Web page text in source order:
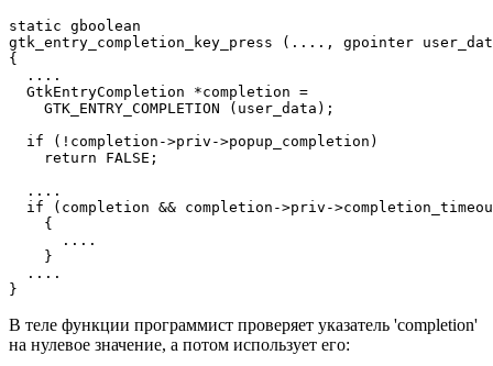
static gboolean
gtk_entry_completion_key_press (...., gpointer
{
  ....
  GtkEntryCompletion *completion =
    GTK_ENTRY_COMPLETION (user_data);
  if (!completion->priv->popup_completion)
    return FALSE;
  ....
if (completion && completion->priv-
    {
      ....
    }
  ....
}
В теле функции программист проверяет указатель 'completion'
на нулевое значение, а потом использует его: